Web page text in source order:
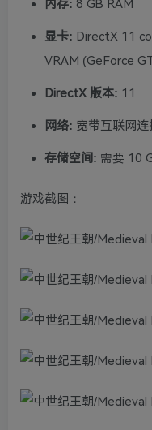
内存: 8 GB RAM
显卡: DirectX 11
VRAM (GeForce
DirectX 版本: 11
网络: 宽带互联网连
存储空间: 需要 10
游戏截图：